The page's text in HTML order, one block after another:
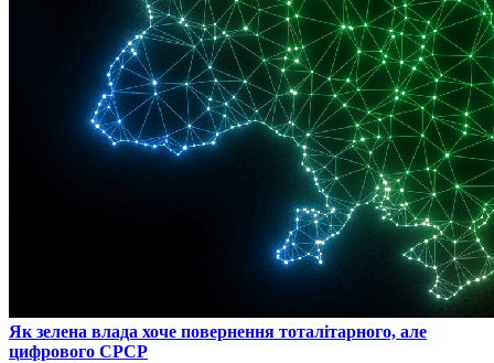
​Як зелена влада хоче повернення тоталітарного, але
цифрового СРСР